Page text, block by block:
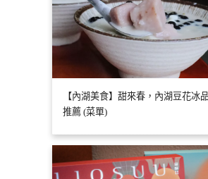
【內湖美食】甜來春，內湖豆花冰
推薦 (菜單)